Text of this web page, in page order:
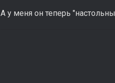
А у меня он теперь